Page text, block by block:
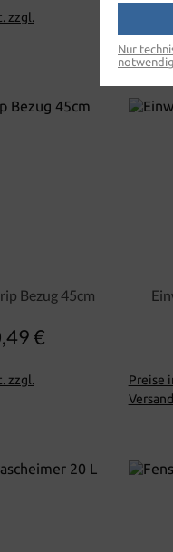
zzgl.
Preise
Bezug 45cm
Regulärer Preis:
€
zzgl.
Preise
Nur